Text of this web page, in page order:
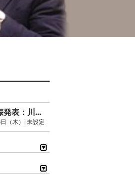
極秘交際：結婚・妊娠発表：川口春奈
（木）| 未設定